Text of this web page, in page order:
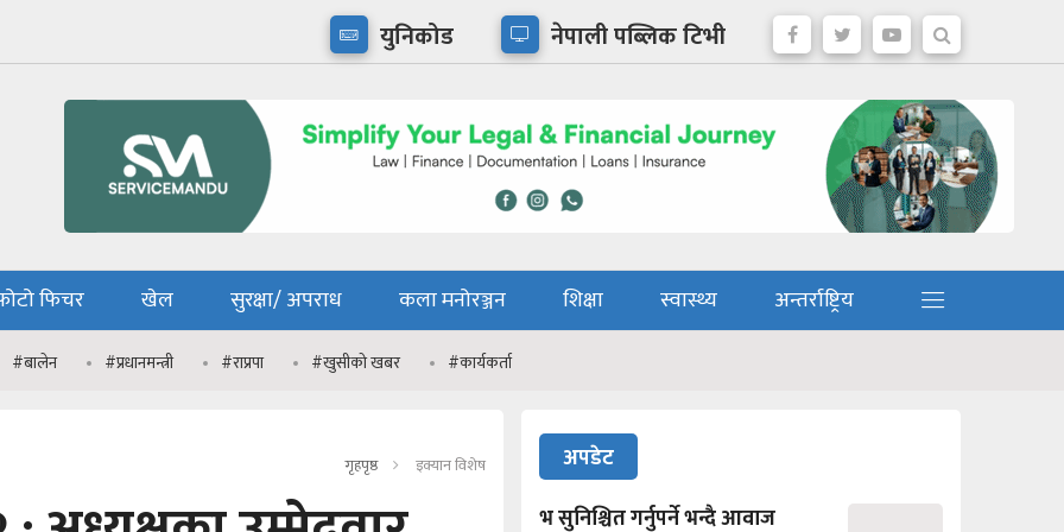
युनिकोड नेपाली पब्लिक टिभी
फिचर खेल सुरक्षा/ अपराध कला मनोरञ्जन शिक्षा स्वास्थ्य
अन्तर्राष्ट्रिय
#बालेन #प्रधानमन्त्री #राप्रपा #खुसीको खबर #कार्यकर्ता
गृहपृष्ठ इक्यान विशेष
अपडेट
भ सुनिश्चित गर्नुपर्ने भन्दै आवाज